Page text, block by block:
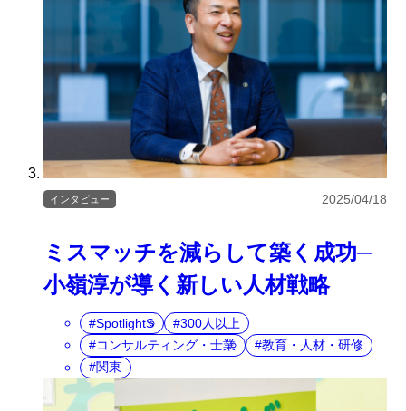
ミスマッチを減らして築く成功─
小嶺淳が導く新しい人材戦略
インタビュー 2025/04/18
SpotlightS
300人以上
コンサルティング・士業
教育・人材・研修
関東